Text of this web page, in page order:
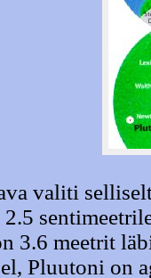
valiti
2.5
3.6 meetrit
Pluutoni on